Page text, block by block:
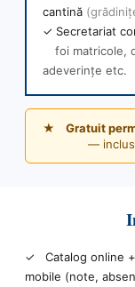
cantină
✓ Secretariat
foi matricole,
adeverințe etc.
★ Gratuit
—
✓ Catalog online
mobile (note,